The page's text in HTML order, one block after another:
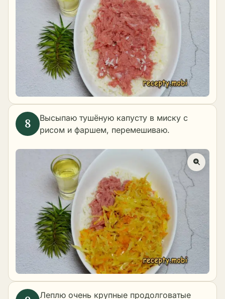
Высыпаю тушёную капусту в миску с
рисом и фаршем, перемешиваю.
Леплю очень крупные продолговатые